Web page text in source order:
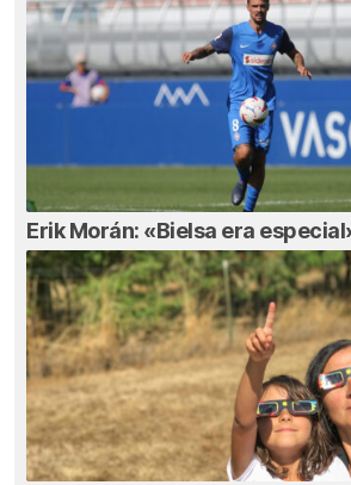
Erik Morán: «Bielsa era